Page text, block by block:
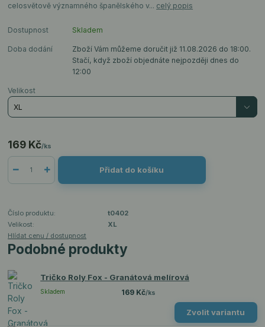
celosvětově významného španělského v... celý popis
Dostupnost Skladem
Doba dodání
Zboží Vám můžeme doručit již 11.08.2026 do 18:00.
Stačí, když zboží objednáte nejpozději dnes do
12:00
Velikost
169 Kč/ks
Přidat do košíku
Číslo produktu:
t0402
Velikost:
XL
Hlídat cenu / dostupnost
Podobné produkty
Tričko Roly Fox - Granátová melírová
169 Kč/ks
Skladem
Zvolit variantu